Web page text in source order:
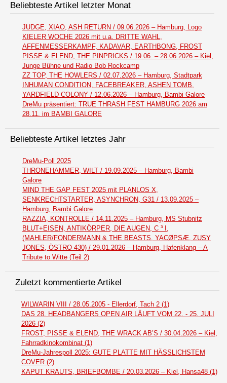
Beliebteste Artikel letzter Monat
JUDGE, XIAO, ASH RETURN / 09.06.2026 – Hamburg, Logo
KIELER WOCHE 2026 mit u.a. DRITTE WAHL,
AFFENMESSERKAMPF, KADAVAR, EARTHBONG, FROST
PISSE & ELEND, THE PINPRICKS / 19.06. – 28.06.2026 – Kiel,
Junge Bühne und Radio Bob Rockcamp
ZZ TOP, THE HOWLERS / 02.07.2026 – Hamburg, Stadtpark
INHUMAN CONDITION, FACEBREAKER, ASHEN TOMB,
YARDFIELD COLONY / 12.06.2026 – Hamburg, Bambi Galore
DreMu präsentiert: TRUE THRASH FEST HAMBURG 2026 am
28.11. im BAMBI GALORE
Beliebteste Artikel letztes Jahr
DreMu-Poll 2025
THRONEHAMMER, WILT / 19.09.2025 – Hamburg, Bambi
Galore
MIND THE GAP FEST 2025 mit PLANLOS X,
SENKRECHTSTARTER, ASYNCHRON, G31 / 13.09.2025 –
Hamburg, Bambi Galore
RAZZIA, KONTROLLE / 14.11.2025 – Hamburg, MS Stubnitz
BLUT+EISEN, ANTIKÖRPER, DIE AUGEN, C ³ I,
(MAHLER/FONDERMANN & THE BEASTS, YACØPSÆ, ZUSY
JONES, ÖSTRO 430) / 29.01.2026 – Hamburg, Hafenklang – A
Tribute to Witte (Teil 2)
Zuletzt kommentierte Artikel
WILWARIN VIII / 28.05.2005 - Ellerdorf, Tach 2 (1)
DAS 28. HEADBANGERS OPEN AIR LÄUFT VOM 22. - 25. JULI
2026 (2)
FROST, PISSE & ELEND, THE WRACK AB’S / 30.04.2026 – Kiel,
Fahrradkinokombinat (1)
DreMu-Jahrespoll 2025: GUTE PLATTE MIT HÄSSLICHSTEM
COVER (2)
KAPUT KRAUTS, BRIEFBOMBE / 20.03.2026 – Kiel, Hansa48 (1)